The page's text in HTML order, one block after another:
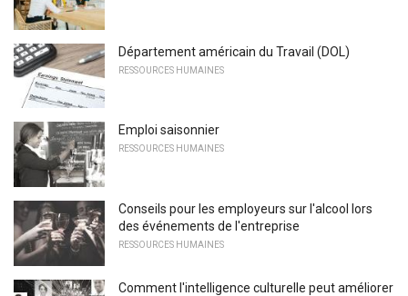
Département américain du Travail (DOL)
RESSOURCES HUMAINES
Emploi saisonnier
RESSOURCES HUMAINES
Conseils pour les employeurs sur l'alcool lors
des événements de l'entreprise
RESSOURCES HUMAINES
Comment l'intelligence culturelle peut améliorer